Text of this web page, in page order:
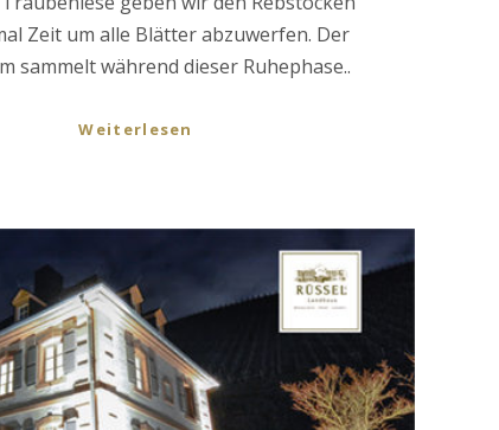
Zeit um alle Blätter abzuwerfen. Der
sammelt während dieser Ruhephase..
Weiterlesen